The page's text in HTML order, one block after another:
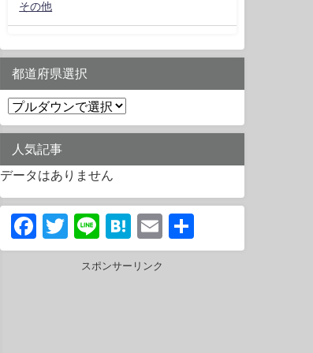
その他
都道府県選択
人気記事
データはありません
Facebook
Twitter
LineHatena
Email
有
スポンサーリンク